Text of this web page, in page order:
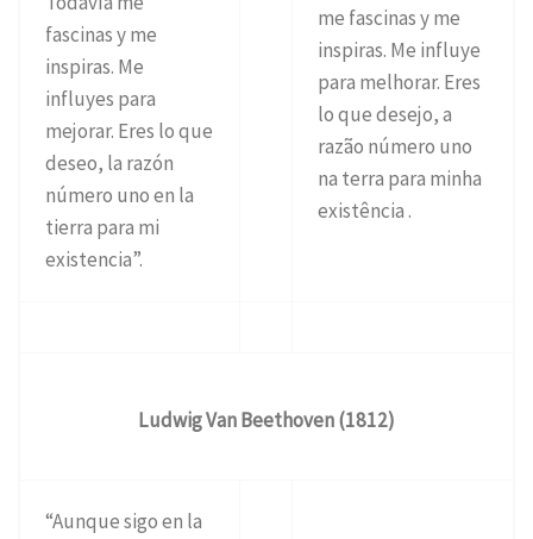
fascinas y me
inspiras. Me
influyes para
mejorar. Eres lo que
deseo, la razón
número uno en la
tierra para mi
existencia”.
me fascinas y me
inspiras. Me influye
para melhorar. Eres
lo que desejo, a
razão número uno
na terra para minha
existência .
Ludwig Van Beethoven (1812)
“Aunque sigo en la